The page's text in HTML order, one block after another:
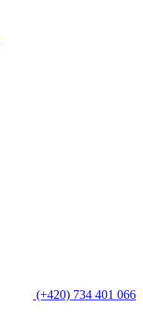
(+420) 734 401 066